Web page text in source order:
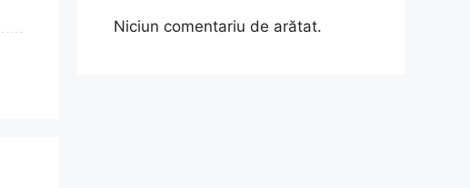
Niciun comentariu de arătat.